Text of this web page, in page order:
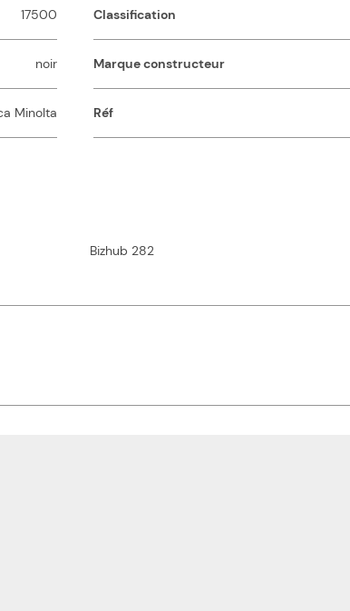
17500 Classification
noir Marque constructeur
Minolta Réf
Bizhub 282